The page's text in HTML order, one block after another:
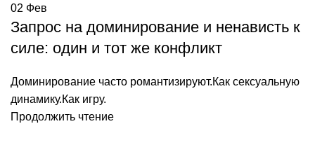
02 Фев
Запрос на доминирование и ненависть к
силе: один и тот же конфликт
Доминирование часто романтизируют.Как сексуальную
динамику.Как игру.
Продолжить чтение